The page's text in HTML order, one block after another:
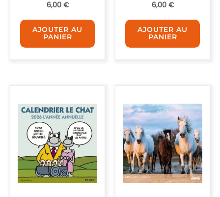
6,00 €
AJOUTER AU
PANIER
6,00 €
AJOUTER AU
PANIER